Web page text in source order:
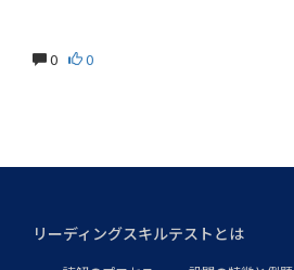
0 0
リーディングスキルテストとは